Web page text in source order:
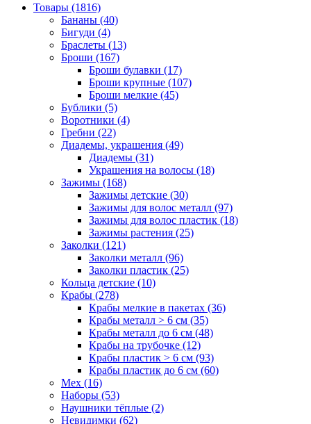
Товары (1816)
Бананы (40)
Бигуди (4)
Браслеты (13)
Броши (167)
Броши булавки (17)
Броши крупные (107)
Броши мелкие (45)
Бублики (5)
Воротники (4)
Гребни (22)
Диадемы, украшения (49)
Диадемы (31)
Украшения на волосы (18)
Зажимы (168)
Зажимы детские (30)
Зажимы для волос металл (97)
Зажимы для волос пластик (18)
Зажимы растения (25)
Заколки (121)
Заколки металл (96)
Заколки пластик (25)
Кольца детские (10)
Крабы (278)
Крабы мелкие в пакетах (36)
Крабы металл > 6 см (35)
Крабы металл до 6 см (48)
Крабы на трубочке (12)
Крабы пластик > 6 см (93)
Крабы пластик до 6 см (60)
Мех (16)
Наборы (53)
Наушники тёплые (2)
Невидимки (62)